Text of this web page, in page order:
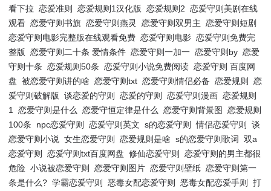
看下拉 恋爱准则 恋爱规则1汉化版 恋爱规则2 恋爱守则美剧在线
观看 恋爱守则书旗 恋爱守则燕灵 恋爱守则双男主 恋爱守则短剧
恋爱守则电影完整版在线观看免费 恋爱守则电影 恋爱守则免费完
整版 恋爱守则二十条 爱情条件 恋爱守则一加一 恋爱守则by 恋爱
守则十条 恋爱规则50条 恋爱守则小说免费阅读 恋爱守则 百度网
盘 被恋爱守则讲的啥 恋爱守则txt 恋爱守则情侣必备 恋爱规则
恋
爱守则破解版 谈恋爱的守则 恋爱的守则 恋爱守则漫画 恋爱规则
1
恋爱守则是什么 恋爱守恒定律是什么 恋爱守则背景图
恋爱规则
100条
npc恋爱守则 恋爱守则英文 s的恋爱守则 情侣恋爱守则
谈
恋爱守则小说 女生恋爱守则 恋爱规则是啥 s的恋爱守则歌词 双a
恋爱守则
恋爱守则txt百度网盘 修仙恋爱守则
恋爱守则的男主都很
危险 小说被恋爱守则 恋爱守则图片 恋爱守则壁纸 恋爱守则第一
条是什么? 学霸恋爱守则 恶毒女配恋爱守则 恶毒女配恋爱手则
打